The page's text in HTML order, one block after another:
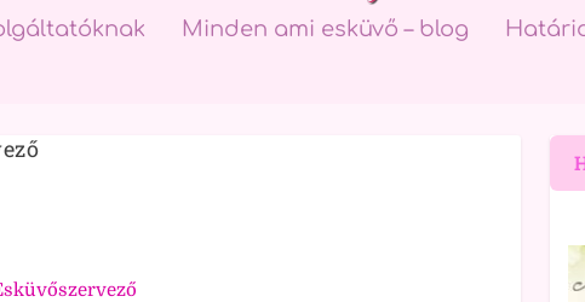
Minden ami esküvő – blog